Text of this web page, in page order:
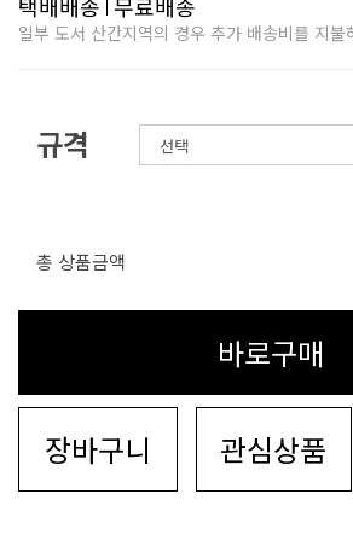
일부 도서 산간지역의 경우 추가 배송비를 지불
규격
총 상품금액
바로구매
장바구니 관심상품